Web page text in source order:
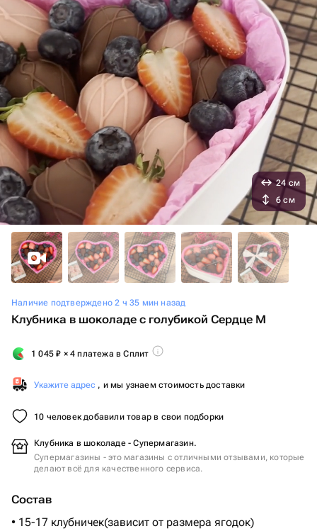
Наличие подтверждено 2 ч 35 мин назад
Клубника в шоколаде с голубикой Сердце М
1 045₽ × 4 платежа в Сплит
Укажите адрес , и мы узнаем стоимость доставки
10 человек добавили товар в свои подборки
Клубника в шоколаде - Супермагазин.
Супермагазины - это магазины с отличными отзывами, которые
делают всё для качественного сервиса.
Состав
• 15-17 клубничек(зависит от размера ягодок)
24 см
6 см